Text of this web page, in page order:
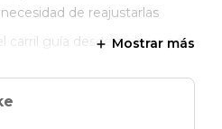
de reajustarlas
carril guía desde arriba y, por
PRS1015
Mostrar más